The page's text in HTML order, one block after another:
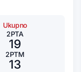
Ukupno
2PTA
19
2PTM
13